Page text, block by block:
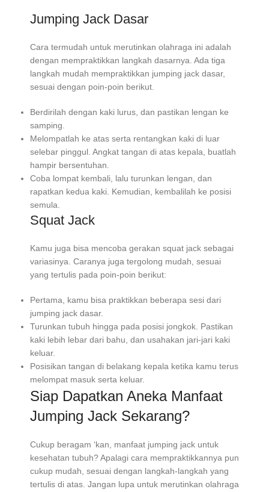
Jumping Jack Dasar
Cara termudah untuk merutinkan olahraga ini adalah
dengan mempraktikkan langkah dasarnya. Ada tiga
langkah mudah mempraktikkan jumping jack dasar,
sesuai dengan poin-poin berikut.
Berdirilah dengan kaki lurus, dan pastikan lengan ke
samping.
Melompatlah ke atas serta rentangkan kaki di luar
selebar pinggul. Angkat tangan di atas kepala, buatlah
hampir bersentuhan.
Coba lompat kembali, lalu turunkan lengan, dan
rapatkan kedua kaki. Kemudian, kembalilah ke posisi
semula.
Squat Jack
Kamu juga bisa mencoba gerakan squat jack sebagai
variasinya. Caranya juga tergolong mudah, sesuai
yang tertulis pada poin-poin berikut:
Pertama, kamu bisa praktikkan beberapa sesi dari
jumping jack dasar.
Turunkan tubuh hingga pada posisi jongkok. Pastikan
kaki lebih lebar dari bahu, dan usahakan jari-jari kaki
keluar.
Posisikan tangan di belakang kepala ketika kamu terus
melompat masuk serta keluar.
Siap Dapatkan Aneka Manfaat
Jumping Jack Sekarang?
Cukup beragam ‘kan, manfaat jumping jack untuk
kesehatan tubuh? Apalagi cara mempraktikkannya pun
cukup mudah, sesuai dengan langkah-langkah yang
tertulis di atas. Jangan lupa untuk merutinkan olahraga